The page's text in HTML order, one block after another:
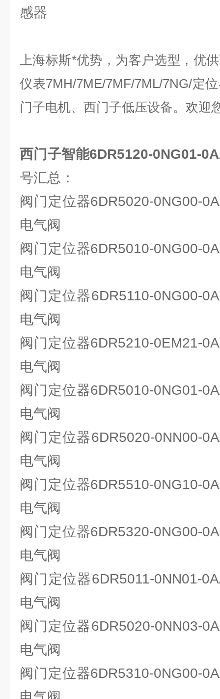
感器
上海标斯*优势，为客户选型，优
仪表7MH/7ME/7MF/7ML/7NG/定
门子电机、西门子低压设备。欢迎
西门子智能6DR5120-0NG01-
号汇总：
阀门定位器6DR5020-0NG00-
电气阀
阀门定位器6DR5010-0NG00-
电气阀
阀门定位器6DR5110-0NG00-
电气阀
阀门定位器6DR5210-0EM21-
电气阀
阀门定位器6DR5010-0NG01-
电气阀
阀门定位器6DR5020-0NN00-
电气阀
阀门定位器6DR5510-0NG10-
电气阀
阀门定位器6DR5320-0NG00-
电气阀
阀门定位器6DR5011-0NN01-
电气阀
阀门定位器6DR5020-0NN03-
电气阀
阀门定位器6DR5310-0NG00-